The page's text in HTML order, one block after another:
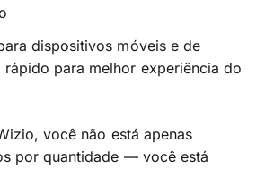
dispositivos móveis e de
rápido para melhor experiência do
você não está apenas
por quantidade — você está